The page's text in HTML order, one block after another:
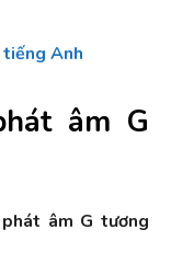
Anh
âm G
âm G tương